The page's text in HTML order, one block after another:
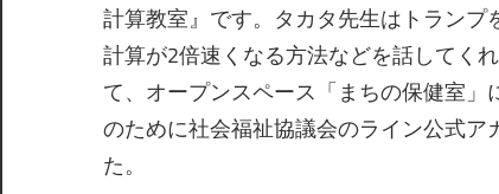
計算教室』です。タカタ先生はトランプ
計算が2倍速くなる方法などを話してく
て、オープンスペース「まちの保健室
のために社会福祉協議会のライン公式
た。